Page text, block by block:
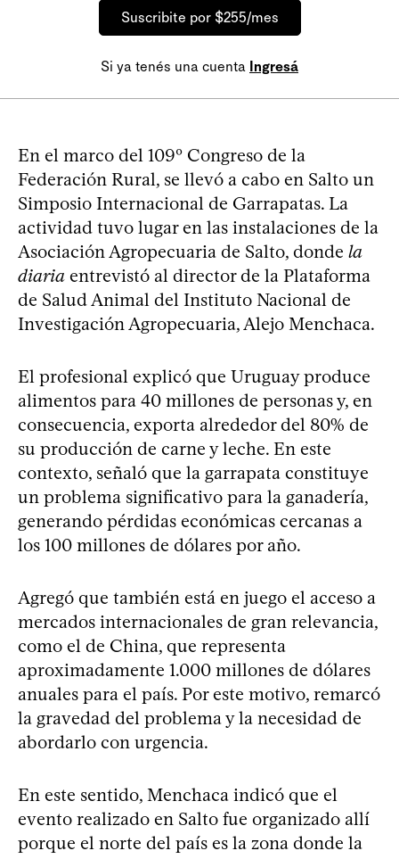
Suscribite por $255/mes
Si ya tenés una cuenta Ingresá
En el marco del 109º Congreso de la
Federación Rural, se llevó a cabo en Salto un
Simposio Internacional de Garrapatas. La
actividad tuvo lugar en las instalaciones de la
Asociación Agropecuaria de Salto, donde la
diaria entrevistó al director de la Plataforma
de Salud Animal del Instituto Nacional de
Investigación Agropecuaria, Alejo Menchaca.
El profesional explicó que Uruguay produce
alimentos para 40 millones de personas y, en
consecuencia, exporta alrededor del 80% de
su producción de carne y leche. En este
contexto, señaló que la garrapata constituye
un problema significativo para la ganadería,
generando pérdidas económicas cercanas a
los 100 millones de dólares por año.
Agregó que también está en juego el acceso a
mercados internacionales de gran relevancia,
como el de China, que representa
aproximadamente 1.000 millones de dólares
anuales para el país. Por este motivo, remarcó
la gravedad del problema y la necesidad de
abordarlo con urgencia.
En este sentido, Menchaca indicó que el
evento realizado en Salto fue organizado allí
porque el norte del país es la zona donde la